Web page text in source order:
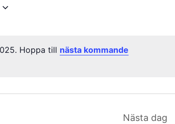
Hoppa till nästa kommande
Nästa dag